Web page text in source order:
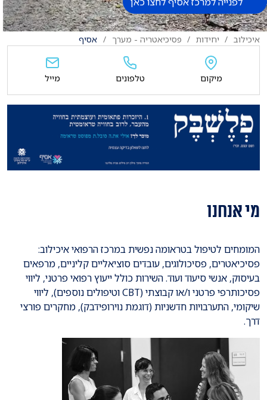
איכילוב יחידות פסיכיאטריה - מערך אסיף
מי אנחנו
המומחים לטיפול בטראומה נפשית במרכז הרפואי איכילוב:
פסיכיאטרים, פסיכולוגים, עובדים סוציאליים קליניים, מרפאים
בעיסוק, אנשי סיעוד ועוד. השירות כולל ייעוץ רפואי פרטני, ליווי
פסיכותרפי פרטני ו/או קבוצתי (CBT וטיפולים נוספים), ליווי
שיקומי, התערבויות חדשניות (דוגמת נוירופידבק), מחקרים פורצי
דרך.
מיקום טלפונים מייל